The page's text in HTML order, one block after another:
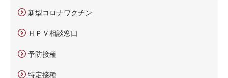
新型コロナワクチン
ＨＰＶ相談窓口
予防接種
特定接種